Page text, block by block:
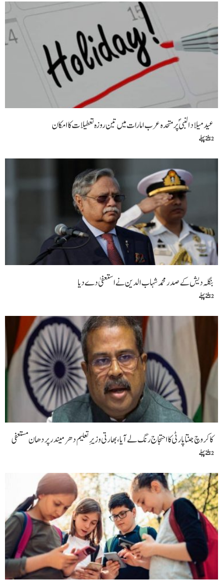
عید میلاد النبیؐ پر متحدہ عرب امارات میں تین روزہ تعطیلات کا امکان
2 ہفتے پہلے
بنگلہ دیش کے صدر محمد شہاب الدین نے استعفیٰ دے دیا
2 ہفتے پہلے
کاکروچ جنتا پارٹی کا احتجاج رنگ لے آیا، بھارتی وزیرِ تعلیم دھرمیندر پردھان مستعفی
2 ہفتے پہلے